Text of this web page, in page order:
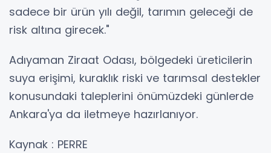
sadece bir ürün yılı değil, tarımın geleceği de
risk altına girecek."
Adıyaman Ziraat Odası, bölgedeki üreticilerin
suya erişimi, kuraklık riski ve tarımsal destekler
konusundaki taleplerini önümüzdeki günlerde
Ankara'ya da iletmeye hazırlanıyor.
Kaynak : PERRE